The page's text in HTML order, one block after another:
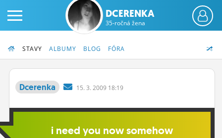
ČINŽIAK
DCERENKA
35-ročná žena
STAVY ALBUMY BLOG FÓRA
Dcerenka 15. 3. 2009 18:19
i need you now somehow